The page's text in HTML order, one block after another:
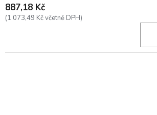
887,18 Kč
(1 073,49 Kč včetně DPH)